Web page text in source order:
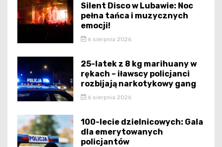
Silent Disco w Lubawie: Noc
pełna tańca i muzycznych
emocji!
6 sierpnia 2026
25-latek z 8 kg marihuany w
rękach – iławscy policjanci
rozbijają narkotykowy gang
6 sierpnia 2026
100-lecie dzielnicowych: Gala
dla emerytowanych
policjantów